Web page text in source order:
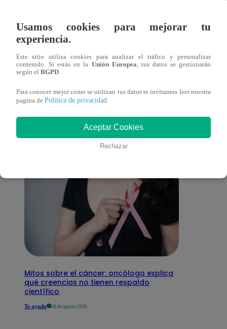
Yo soy Betty: Capítulo 19 Completo (Ver
Online)
Yo
También te puede
interesar
Mitos sobre el cáncer: oncólogo explica
qué creencias no tienen respaldo
científico
Te ayudo 08 de agosto 2026
Usamos cookies para mejorar tu
experiencia.
Este sitio utiliza cookies para analizar el tráfico y personalizar
contenido. Si estás en la Unión Europea, tus datos se gestionarán
según el RGPD.
Para conocer mejor como se utilizan tus datos te invitamos leer nuestra
pagina de Política de privacidad.
Aceptar Cookies
Rechazar